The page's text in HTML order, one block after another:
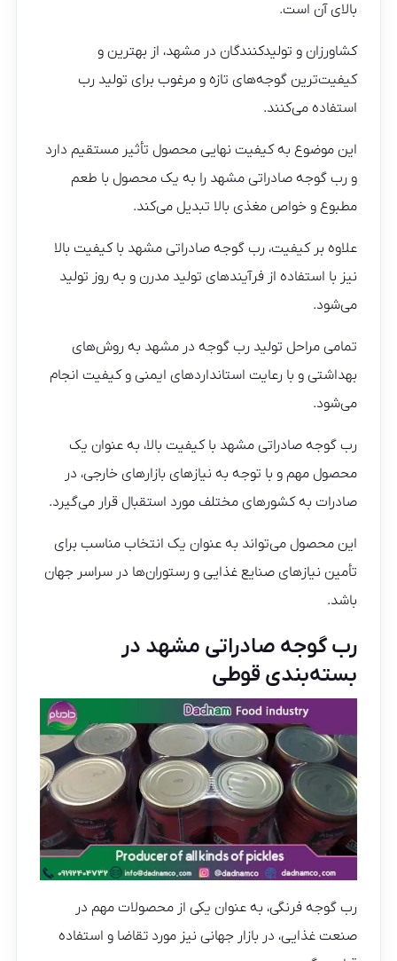
بالای آن است.
کشاورزان و تولیدکنندگان در مشهد، از بهترین و
کیفیت‌ترین گوجه‌های تازه و مرغوب برای تولید رب
استفاده می‌کنند.
این موضوع به کیفیت نهایی محصول تأثیر مستقیم دارد
و رب گوجه صادراتی مشهد را به یک محصول با طعم
مطبوع و خواص مغذی بالا تبدیل می‌کند.
علاوه بر کیفیت، رب گوجه صادراتی مشهد با کیفیت بالا
نیز با استفاده از فرآیندهای تولید مدرن و به روز تولید
می‌شود.
تمامی مراحل تولید رب گوجه در مشهد به روش‌های
بهداشتی و با رعایت استانداردهای ایمنی و کیفیت انجام
می‌شود.
رب گوجه صادراتی مشهد با کیفیت بالا، به عنوان یک
محصول مهم و با توجه به نیازهای بازارهای خارجی، در
صادرات به کشورهای مختلف مورد استقبال قرار می‌گیرد.
این محصول می‌تواند به عنوان یک انتخاب مناسب برای
تأمین نیازهای صنایع غذایی و رستوران‌ها در سراسر جهان
باشد.
رب گوجه صادراتی مشهد در
بسته‌بندی قوطی
رب گوجه فرنگی، به عنوان یکی از محصولات مهم در
صنعت غذایی، در بازار جهانی نیز مورد تقاضا و استفاده